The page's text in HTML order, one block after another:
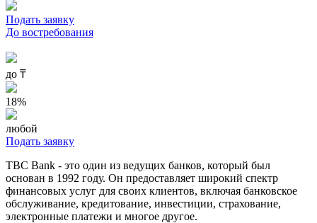
Подать заявку
До востребования
до ₸
18%
любой
Подать заявку
TBC Bank - это один из ведущих банков, который был
основан в 1992 году. Он предоставляет широкий спектр
финансовых услуг для своих клиентов, включая банковское
обслуживание, кредитование, инвестиции, страхование,
электронные платежи и многое другое.